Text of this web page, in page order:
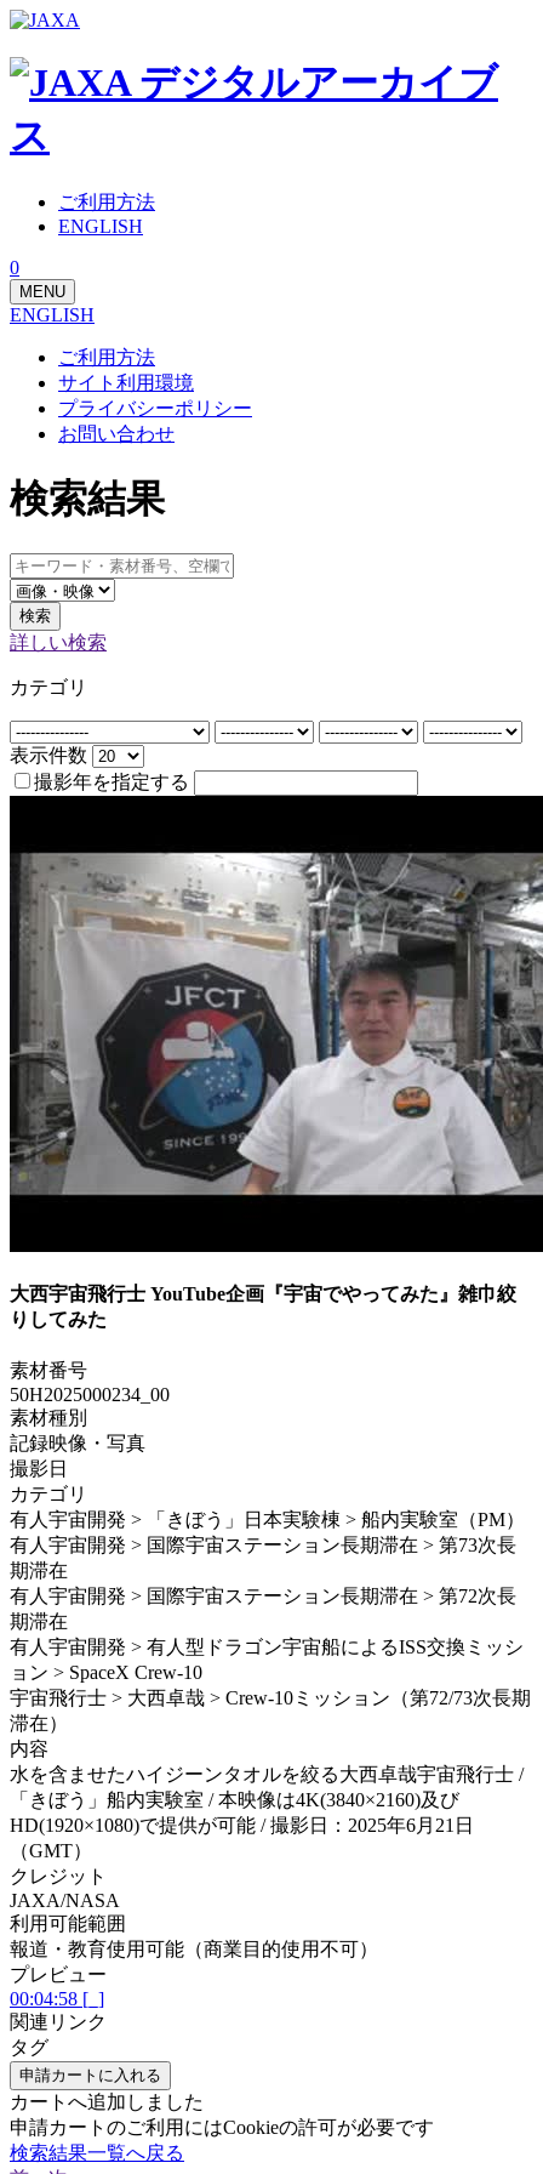
ご利用方法
ENGLISH
0
MENU
ENGLISH
ご利用方法
サイト利用環境
プライバシーポリシー
お問い合わせ
検索結果
検索
詳しい検索
カテゴリ
表示件数
撮影年を指定する
大西宇宙飛行士 YouTube企画『宇宙でやってみた』雑巾絞
りしてみた
素材番号
50H2025000234_00
素材種別
記録映像・写真
撮影日
カテゴリ
有人宇宙開発 > 「きぼう」日本実験棟 > 船内実験室（PM）
有人宇宙開発 > 国際宇宙ステーション長期滞在 > 第73次長
期滞在
有人宇宙開発 > 国際宇宙ステーション長期滞在 > 第72次長
期滞在
有人宇宙開発 > 有人型ドラゴン宇宙船によるISS交換ミッシ
ョン > SpaceX Crew-10
宇宙飛行士 > 大西卓哉 > Crew-10ミッション（第72/73次長期
滞在）
内容
水を含ませたハイジーンタオルを絞る大西卓哉宇宙飛行士 /
「きぼう」船内実験室 / 本映像は4K(3840×2160)及び
HD(1920×1080)で提供が可能 / 撮影日：2025年6月21日
（GMT）
クレジット
JAXA/NASA
利用可能範囲
報道・教育使用可能（商業目的使用不可）
プレビュー
00:04:58 [_]
関連リンク
タグ
申請カートに入れる
カートへ追加しました
申請カートのご利用にはCookieの許可が必要です
検索結果一覧へ戻る